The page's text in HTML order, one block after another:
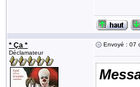
* Ça *
Déclamateur
Envoyé : 07